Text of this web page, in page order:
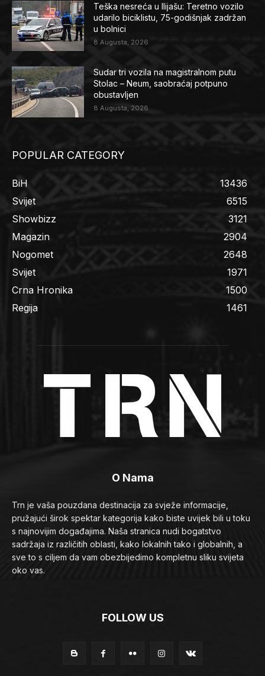
Teška nesreća u Ilijašu: Teretno vozilo
udarilo biciklistu, 75-godišnjak zadržan
u bolnici
8 Augusta, 2026
Sudar tri vozila na magistralnom putu
Stolac – Neum, saobraćaj potpuno
obustavljen
8 Augusta, 2026
POPULAR CATEGORY
BiH
13436
Svijet
6515
Showbizz
3121
Magazin
2904
Nogomet
2648
Svijet
1971
Crna Hronika
1500
Regija
1461
O Nama
Trn je vaša pouzdana destinacija za svježe informacije,
pružajući širok spektar kategorija kako biste uvijek bili u toku
s najnovijim događajima. Naša stranica nudi bogatstvo
sadržaja iz različitih oblasti, kako lokalnih tako i globalnih, a
sve to s ciljem da vam obezbijedimo kompletnu sliku svijeta
oko vas.
FOLLOW US